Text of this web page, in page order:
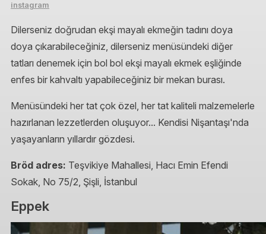
instagram
Dilerseniz doğrudan ekşi mayalı ekmeğin tadını doya
doya çıkarabileceğiniz, dilerseniz menüsündeki diğer
tatları denemek için bol bol ekşi mayalı ekmek eşliğinde
enfes bir kahvaltı yapabileceğiniz bir mekan burası.
Menüsündeki her tat çok özel, her tat kaliteli malzemelerle
hazırlanan lezzetlerden oluşuyor... Kendisi Nişantaşı'nda
yaşayanların yıllardır gözdesi.
Bröd adres: Teşvikiye Mahallesi, Hacı Emin Efendi
Sokak, No 75/2, Şişli, İstanbul
Eppek